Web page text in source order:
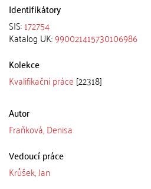
Identifikátory
SIS:172754
Katalog UK:990021415730106986
Kolekce
Kvalifikační práce [22318]
Autor
Fraňková, Denisa
Vedoucí práce
Krůšek, Jan